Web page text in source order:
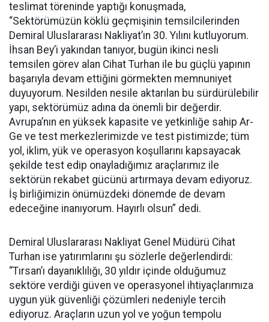
teslimat töreninde yaptığı konuşmada,
“Sektörümüzün köklü geçmişinin temsilcilerinden
Demiral Uluslararası Nakliyat’ın 30. Yılını kutluyorum.
İhsan Bey’i yakından tanıyor, bugün ikinci nesli
temsilen görev alan Cihat Turhan ile bu güçlü yapının
başarıyla devam ettiğini görmekten memnuniyet
duyuyorum. Nesilden nesile aktarılan bu sürdürülebilir
yapı, sektörümüz adına da önemli bir değerdir.
Avrupa’nın en yüksek kapasite ve yetkinliğe sahip Ar-
Ge ve test merkezlerimizde ve test pistimizde; tüm
yol, iklim, yük ve operasyon koşullarını kapsayacak
şekilde test edip onayladığımız araçlarımız ile
sektörün rekabet gücünü artırmaya devam ediyoruz.
İş birliğimizin önümüzdeki dönemde de devam
edeceğine inanıyorum. Hayırlı olsun” dedi.
Demiral Uluslararası Nakliyat Genel Müdürü Cihat
Turhan ise yatırımlarını şu sözlerle değerlendirdi:
“Tırsan’ı dayanıklılığı, 30 yıldır içinde olduğumuz
sektöre verdiği güven ve operasyonel ihtiyaçlarımıza
uygun yük güvenliği çözümleri nedeniyle tercih
ediyoruz. Araçların uzun yol ve yoğun tempolu